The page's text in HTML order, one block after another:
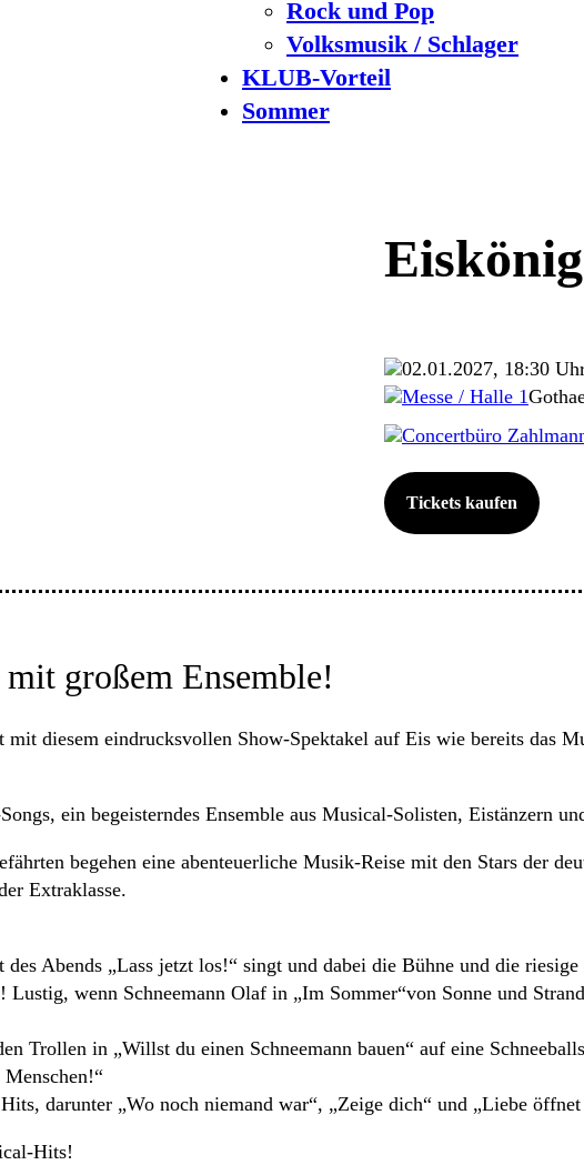
Rock und Pop
Volksmusik / Schlager
KLUB-Vorteil
Sommer
02.01.2027, 18:30
Messe / Halle 1
Concertbüro
Tickets kaufen
großem Ensemble!
diesem eindrucksvollen Show-Spektakel auf Eis wie bereits das
ein begeisterndes Ensemble aus Musical-Solisten, Eistänzern
begehen eine abenteuerliche Musik-Reise mit den Stars der
Extraklasse.
des Abends „Lass jetzt los!“ singt und dabei die Bühne und die
wenn Schneemann Olaf in „Im Sommer“von Sonne und
Trollen in „Willst du einen Schneemann bauen“ auf eine
darunter „Wo noch niemand war“, „Zeige dich“ und „Liebe öffnet
Hits!